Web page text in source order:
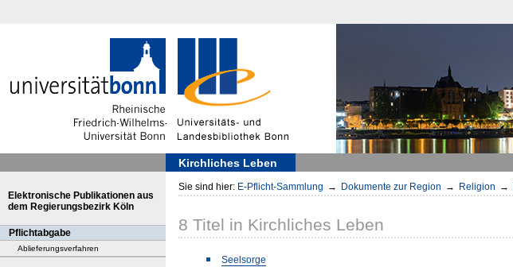
Kirchliches Leben
Elektronische Publikationen aus
dem Regierungsbezirk Köln
Pflichtabgabe
Ablieferungsverfahren
Sie sind hier: E-Pflicht-Sammlung → Dokumente zur Region → Religion →
8 Titel in Kirchliches Leben
Seelsorge